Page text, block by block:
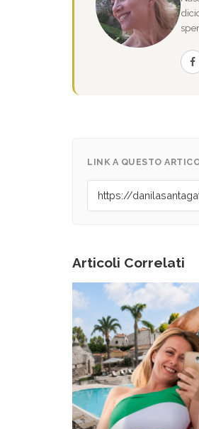
LINK A QUESTO
Articoli Correlati